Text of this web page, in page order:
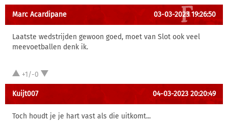
Marc Acardipane 03-03-2023 19:26:50
Laatste wedstrijden gewoon goed, moet van Slot ook veel
meevoetballen denk ik.
+1/-0
Kuijt007 04-03-2023 20:20:49
Toch houdt je je hart vast als die uitkomt...